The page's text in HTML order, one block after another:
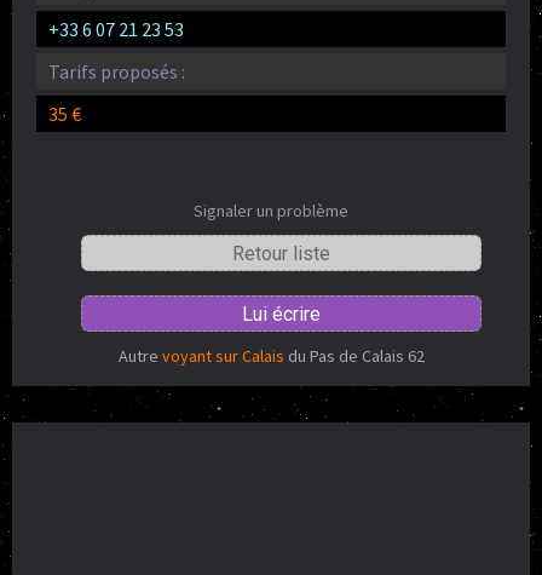
+33 6 07 21 23 53
Tarifs proposés :
35 €
Signaler un problème
Retour liste
Lui écrire
Autre voyant sur Calais du Pas de Calais 62